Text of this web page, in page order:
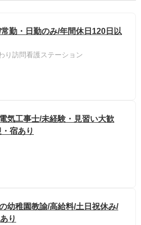
勤・日勤のみ/年間休日120日以
り訪問看護ステーション
気工事士/未経験・見習い大歓
宿あり
幼稚園教諭/高給料/土日祝休み/
り